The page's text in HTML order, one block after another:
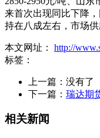
来首次出现同比下降
持在八成左右，市场
本文网址： http://
标签：
上一篇：没有了
下一篇： 瑞达期
相关新闻